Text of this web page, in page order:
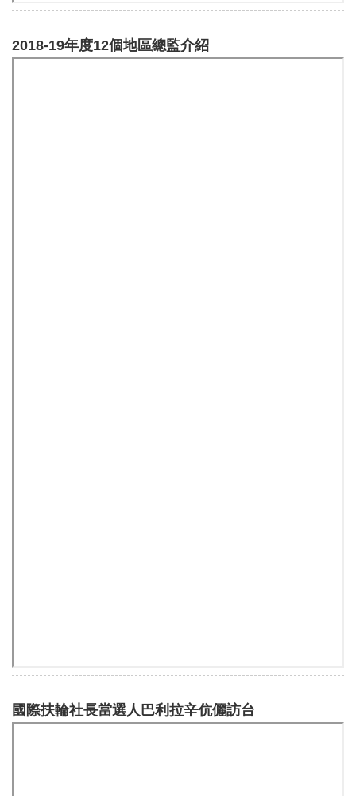
2018-19年度12個地區總監介紹
國際扶輪社長當選人巴利拉辛伉儷訪台